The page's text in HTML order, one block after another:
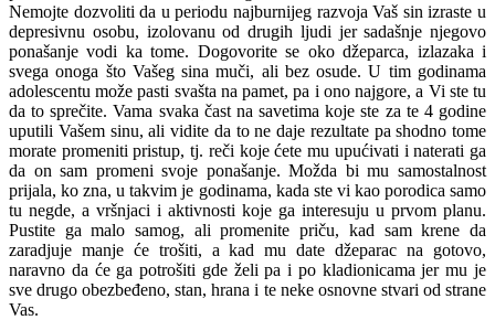
Nemojte dozvoliti da u periodu najburnijeg razvoja Vaš sin izraste u
depresivnu osobu, izolovanu od drugih ljudi jer sadašnje njegovo
ponašanje vodi ka tome. Dogovorite se oko džeparca, izlazaka i
svega onoga što Vašeg sina muči, ali bez osude. U tim godinama
adolescentu može pasti svašta na pamet, pa i ono najgore, a Vi ste tu
da to sprečite. Vama svaka čast na savetima koje ste za te 4 godine
uputili Vašem sinu, ali vidite da to ne daje rezultate pa shodno tome
morate promeniti pristup, tj. reči koje ćete mu upućivati i naterati ga
da on sam promeni svoje ponašanje. Možda bi mu samostalnost
prijala, ko zna, u takvim je godinama, kada ste vi kao porodica samo
tu negde, a vršnjaci i aktivnosti koje ga interesuju u prvom planu.
Pustite ga malo samog, ali promenite priču, kad sam krene da
zaradjuje manje će trošiti, a kad mu date džeparac na gotovo,
naravno da će ga potrošiti gde želi pa i po kladionicama jer mu je
sve drugo obezbeđeno, stan, hrana i te neke osnovne stvari od strane
Vas.